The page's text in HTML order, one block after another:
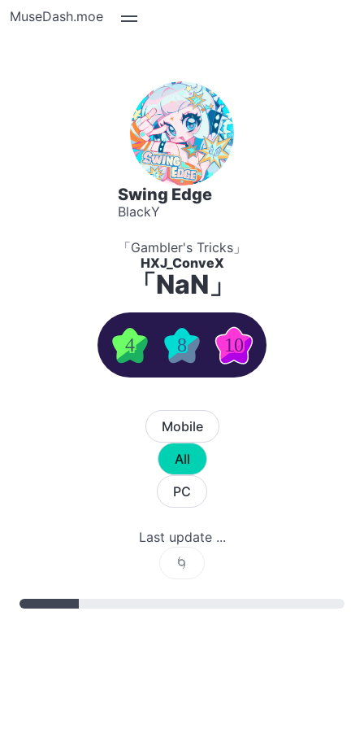
MuseDash.moe
Swing Edge
BlackY
「Gambler's Tricks」
HXJ_ConveX
「NaN」
4 8 10
Mobile
All
PC
Last update ...
🌀